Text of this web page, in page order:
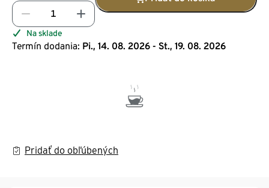
Na sklade
Termín dodania: Pi., 14. 08. 2026 - St., 19. 08. 2026
Pridať do obľúbených